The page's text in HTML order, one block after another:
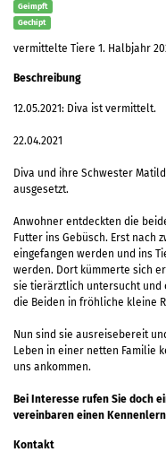
Geimpft
Gechipt
vermittelte Tiere 1. Halbjahr
Beschreibung
12.05.2021: Diva ist vermittelt.
22.04.2021
Diva und ihre Schwester
ausgesetzt.
Anwohner entdeckten die
Futter ins Gebüsch. Erst nach
eingefangen werden und ins
werden. Dort kümmerte sich
sie tierärztlich untersucht
die Beiden in fröhliche kleine
Nun sind sie ausreisebereit
Leben in einer netten Familie
uns ankommen.
Bei Interesse rufen Sie doch
vereinbaren einen
Kontakt